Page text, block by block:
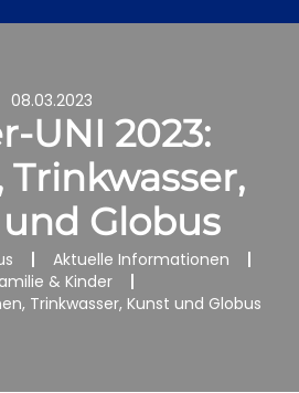
08.03.2023
UNI 2023:
Trinkwasser,
Globus
Aktuelle Informationen
& Kinder
Trinkwasser, Kunst und Globus